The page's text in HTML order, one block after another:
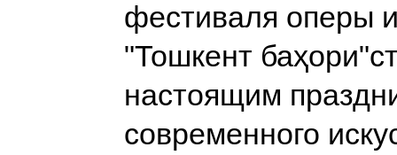
фестиваля оперы
"Тошкент
настоящим
современного